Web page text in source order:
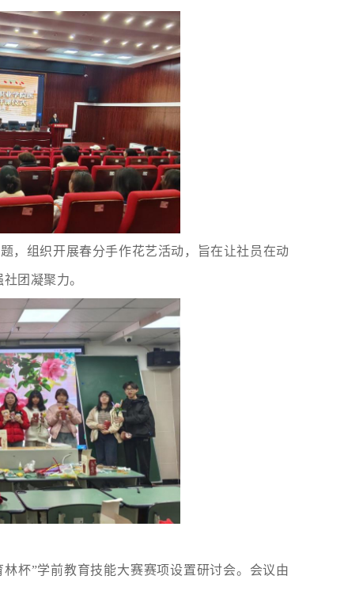
，组织开展春分手作花艺活动，旨在让社员在动
团凝聚力。
杯”学前教育技能大赛赛项设置研讨会。会议由